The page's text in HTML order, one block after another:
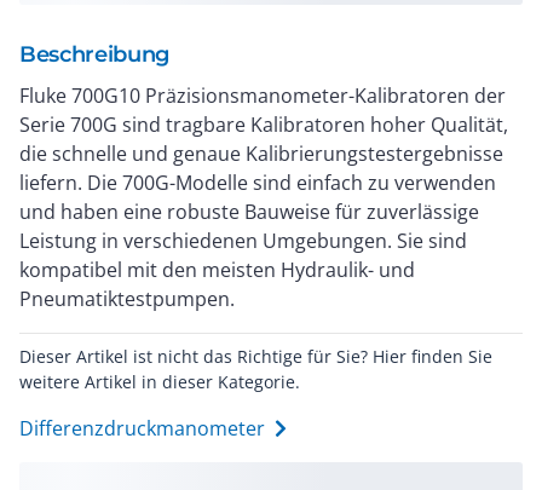
Beschreibung
Fluke 700G10 Präzisionsmanometer-Kalibratoren der
Serie 700G sind tragbare Kalibratoren hoher Qualität,
die schnelle und genaue Kalibrierungstestergebnisse
liefern. Die 700G-Modelle sind einfach zu verwenden
und haben eine robuste Bauweise für zuverlässige
Leistung in verschiedenen Umgebungen. Sie sind
kompatibel mit den meisten Hydraulik- und
Pneumatiktestpumpen.
Dieser Artikel ist nicht das Richtige für Sie? Hier finden Sie
weitere Artikel in dieser Kategorie.
Differenzdruckmanometer